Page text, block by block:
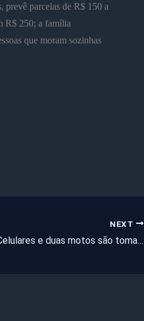
prevê parcelas de R$ 150 a
R$ 250; a família
que moram sozinhas
NEXT
Celulares e duas motos são tomados de assalto em General Sampaio